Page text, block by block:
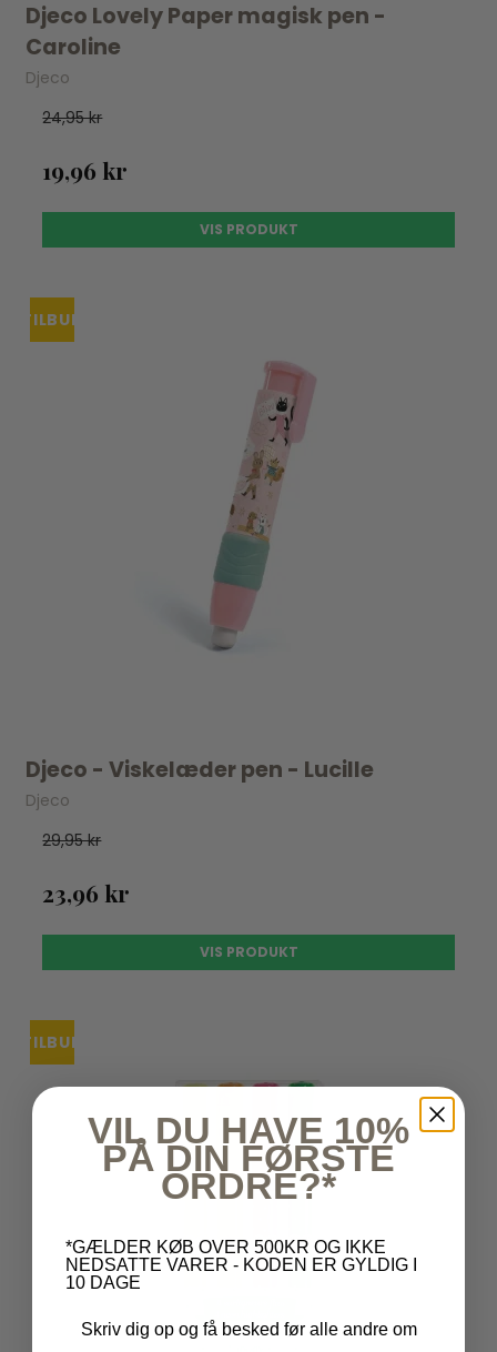
Djeco Lovely Paper magisk pen -
Caroline
Djeco
24,95 kr
19,96 kr
VIS PRODUKT
TILBUD
Djeco - Viskelæder pen - Lucille
Djeco
29,95 kr
23,96 kr
VIS PRODUKT
TILBUD
VIL DU HAVE 10%
PÅ DIN FØRSTE
ORDRE?*
*GÆLDER KØB OVER 500KR OG IKKE
NEDSATTE VARER - KODEN ER GYLDIG I
10 DAGE
Skriv dig op og få besked før alle andre om